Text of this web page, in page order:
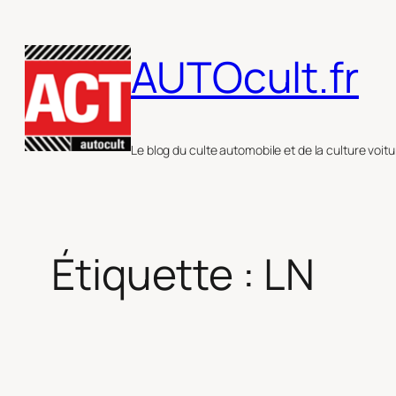
au
contenu
AUTOcult.fr
Le blog du culte automobile et de la culture
Étiquette : LN